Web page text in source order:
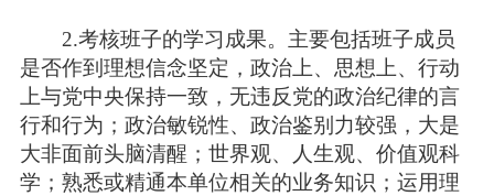
2.考核班子的学习成果。主要包括班子成员
是否作到理想信念坚定，政治上、思想上、行动
上与党中央保持一致，无违反党的政治纪律的言
行和行为；政治敏锐性、政治鉴别力较强，大是
大非面前头脑清醒；世界观、人生观、价值观科
学；熟悉或精通本单位相关的业务知识；运用理